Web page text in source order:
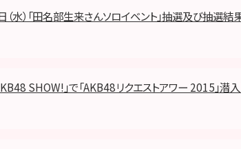
（水）「田名部生来さんソロイベント」抽選及び抽選
SHOW!」で「AKB48リクエストアワー 2015」潜